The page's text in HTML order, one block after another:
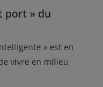
port » du
» est en
vivre en milieu